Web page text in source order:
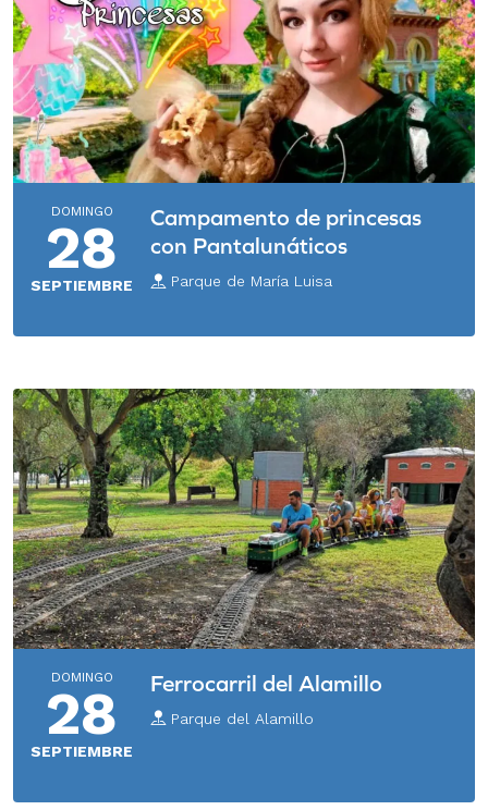
DOMINGO
28
SEPTIEMBRE
Campamento de princesas
con Pantalunáticos
Parque de María Luisa
DOMINGO
28
SEPTIEMBRE
Ferrocarril del Alamillo
Parque del Alamillo